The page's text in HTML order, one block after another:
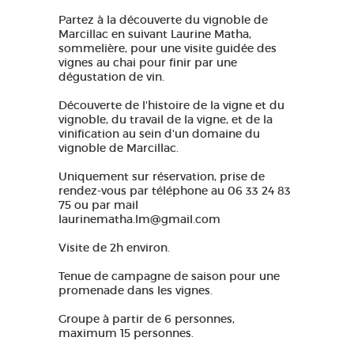
Partez à la découverte du vignoble de
Marcillac en suivant Laurine Matha,
sommelière, pour une visite guidée des
vignes au chai pour finir par une
dégustation de vin.
Découverte de l'histoire de la vigne et du
vignoble, du travail de la vigne, et de la
vinification au sein d'un domaine du
vignoble de Marcillac.
Uniquement sur réservation, prise de
rendez-vous par téléphone au 06 33 24 83
75 ou par mail
laurinematha.lm@gmail.com
Visite de 2h environ.
Tenue de campagne de saison pour une
promenade dans les vignes.
Groupe à partir de 6 personnes,
maximum 15 personnes.